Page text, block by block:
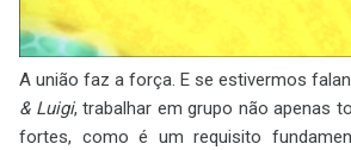
A união faz a força. E se estivermos
& Luigi, trabalhar em grupo não apenas
fortes, como é um requisito